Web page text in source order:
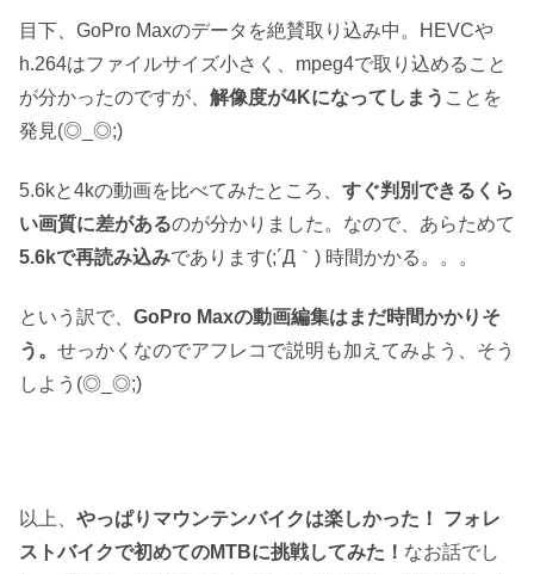
目下、GoPro Maxのデータを絶賛取り込み中。HEVCや
h.264はファイルサイズ小さく、mpeg4で取り込めること
が分かったのですが、 解像度が4Kになってしまう ことを
発見(◎_◎;)
5.6kと4kの動画を比べてみたところ、 すぐ判別できるくら
い画質に差があるのが分かりました。なので、あらためて
5.6kで再読み込みであります(;´Д｀) 時間かかる。。。
という訳で、 GoPro Maxの動画編集はまだ時間かかりそ
う。 せっかくなのでアフレコで説明も加えてみよう、そう
しよう(◎_◎;)
以上、 やっぱりマウンテンバイクは楽しかった！ フォレ
ストバイクで初めてのMTBに挑戦してみた！ なお話でし